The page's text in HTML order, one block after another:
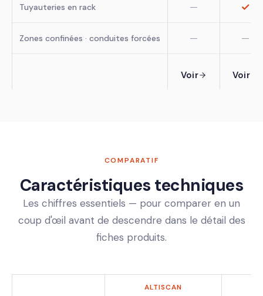
Tuyauteries en rack — ✓
Zones confinées · conduites forcées — —
Voir Voir
COMPARATIF
Caractéristiques techniques
Les chiffres essentiels — pour comparer en un
coup d'œil avant de descendre dans le détail des
fiches produits.
ALTISCAN